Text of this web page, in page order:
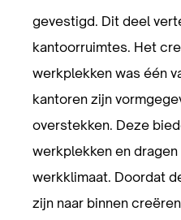
gevestigd. Dit deel
kantoorruimtes. Het
werkplekken was één
kantoren zijn
overstekken. Deze
werkplekken en dragen
werkklimaat. Doordat
zijn naar binnen